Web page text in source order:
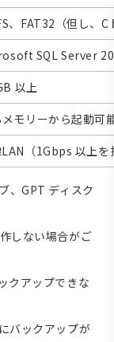
、FAT32（但し、
SQL Server
以上
メモリーから起動可
（1Gbps 以上を
、GPT ディスク
しない場合がご
クアップできな
バックアップが